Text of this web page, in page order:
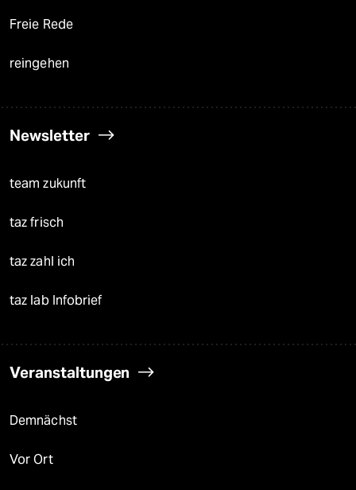
Freie Rede
reingehen
Newsletter
team zukunft
taz frisch
taz zahl ich
taz lab Infobrief
Veranstaltungen
Demnächst
Vor Ort